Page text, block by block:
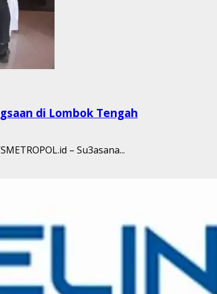
di Lombok Tengah
– Su3asana...